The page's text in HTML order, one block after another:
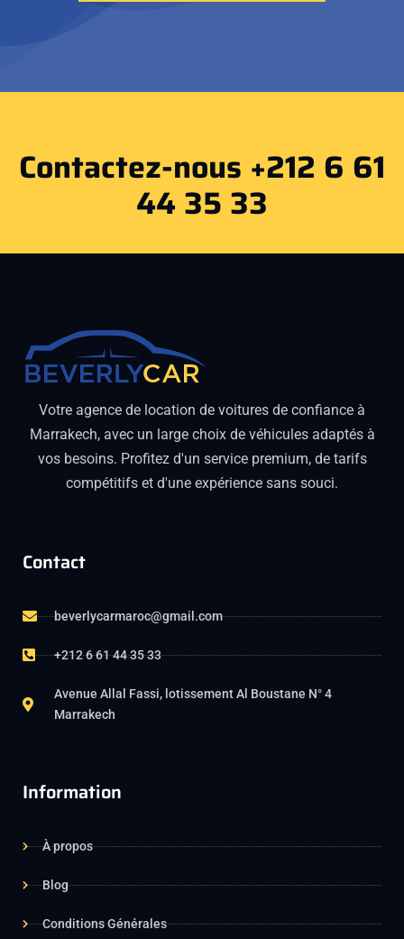
Contactez-nous +212 6 61
44 35 33
Votre agence de location de voitures de confiance à
Marrakech, avec un large choix de véhicules adaptés à
vos besoins. Profitez d'un service premium, de tarifs
compétitifs et d'une expérience sans souci.
Contact
beverlycarmaroc@gmail.com
+212 6 61 44 35 33
Avenue Allal Fassi, lotissement Al Boustane N° 4
Marrakech
Information
À propos
Blog
Conditions Générales